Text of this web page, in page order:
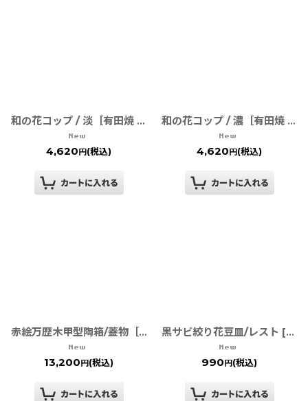
和の花コップ / 淡［有田焼 そうた窯］
4,620 円 (税込)
和の花コップ / 濃［有田焼 そうた窯］
4,620 円 (税込)
赤絵万歴木甲型陶箱/蓋物［有田焼］
13,200 円 (税込)
黒サビ絞り花豆皿/レスト [有田焼 金善窯]
990 円 (税込)